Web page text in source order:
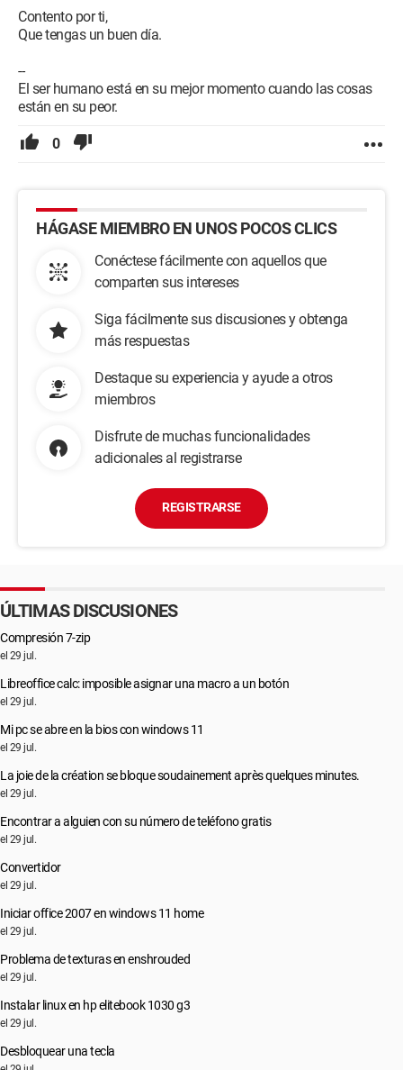
Contento por ti,
Que tengas un buen día.
--
El ser humano está en su mejor momento cuando las cosas
están en su peor.
0
HÁGASE MIEMBRO EN UNOS POCOS CLICS
Conéctese fácilmente con aquellos que
comparten sus intereses
Siga fácilmente sus discusiones y obtenga
más respuestas
Destaque su experiencia y ayude a otros
miembros
Disfrute de muchas funcionalidades
adicionales al registrarse
REGISTRARSE
ÚLTIMAS DISCUSIONES
Compresión 7-zip
el 29 jul.
Libreoffice calc: imposible asignar una macro a un botón
el 29 jul.
Mi pc se abre en la bios con windows 11
el 29 jul.
La joie de la création se bloque soudainement après quelques minutes.
el 29 jul.
Encontrar a alguien con su número de teléfono gratis
el 29 jul.
Convertidor
el 29 jul.
Iniciar office 2007 en windows 11 home
el 29 jul.
Problema de texturas en enshrouded
el 29 jul.
Instalar linux en hp elitebook 1030 g3
el 29 jul.
Desbloquear una tecla